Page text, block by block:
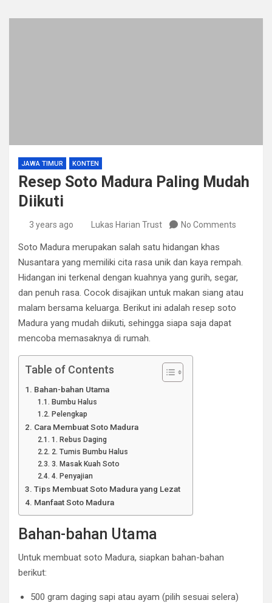
JAWA TIMUR KONTEN
Resep Soto Madura Paling Mudah
Diikuti
3 years ago Lukas Harian Trust No Comments
Soto Madura merupakan salah satu hidangan khas
Nusantara yang memiliki cita rasa unik dan kaya rempah.
Hidangan ini terkenal dengan kuahnya yang gurih, segar,
dan penuh rasa. Cocok disajikan untuk makan siang atau
malam bersama keluarga. Berikut ini adalah resep soto
Madura yang mudah diikuti, sehingga siapa saja dapat
mencoba memasaknya di rumah.
Table of Contents
Bahan-bahan Utama
Bumbu Halus
Pelengkap
Cara Membuat Soto Madura
1. Rebus Daging
2. Tumis Bumbu Halus
3. Masak Kuah Soto
4. Penyajian
Tips Membuat Soto Madura yang Lezat
Manfaat Soto Madura
Bahan-bahan Utama
Untuk membuat soto Madura, siapkan bahan-bahan
berikut:
500 gram daging sapi atau ayam (pilih sesuai selera)